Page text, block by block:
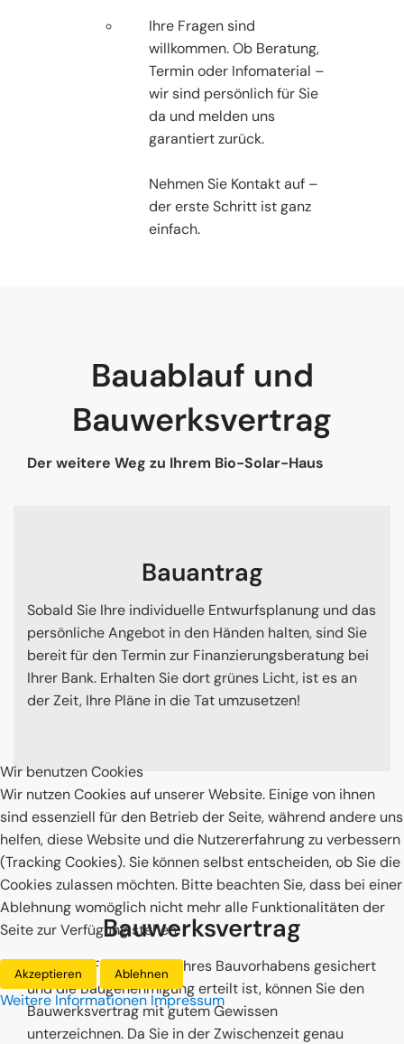
Ihre Fragen sind
willkommen. Ob Beratung,
Termin oder Infomaterial –
wir sind persönlich für Sie
da und melden uns
garantiert zurück.
Nehmen Sie Kontakt auf –
der erste Schritt ist ganz
einfach.
Bauablauf und
Bauwerksvertrag
Der weitere Weg zu Ihrem Bio-Solar-Haus
Bauantrag
Sobald Sie Ihre individuelle Entwurfsplanung und das
persönliche Angebot in den Händen halten, sind Sie
bereit für den Termin zur Finanzierungsberatung bei
Ihrer Bank. Erhalten Sie dort grünes Licht, ist es an
der Zeit, Ihre Pläne in die Tat umzusetzen!
Bauwerksvertrag
Wenn die Finanzierung Ihres Bauvorhabens gesichert
und die Baugenehmigung erteilt ist, können Sie den
Bauwerksvertrag mit gutem Gewissen
unterzeichnen. Da Sie in der Zwischenzeit genau
Wir benutzen Cookies
Wir nutzen Cookies auf unserer Website. Einige von ihnen
sind essenziell für den Betrieb der Seite, während andere uns
helfen, diese Website und die Nutzererfahrung zu verbessern
(Tracking Cookies). Sie können selbst entscheiden, ob Sie die
Cookies zulassen möchten. Bitte beachten Sie, dass bei einer
Ablehnung womöglich nicht mehr alle Funktionalitäten der
Seite zur Verfügung stehen.
Akzeptieren Ablehnen
Weitere Informationen Impressum